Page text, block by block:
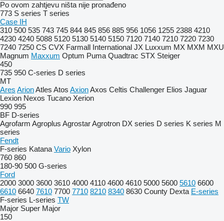
Po ovom zahtjevu ništa nije pronađeno
773 S series T series
Case IH
310 500 535 743 745 844 845 856 885 956 1056 1255 2388 4210
4230 4240 5088 5120 5130 5140 5150 7120 7140 7210 7220 7230
7240 7250 CS CVX Farmall International JX Luxxum MX MXM MXU
Magnum Maxxum Optum Puma Quadtrac STX Steiger
450
735 950 C-series D series
MT
Ares ArionAtles Atos AxionAxos Celtis Challenger Elios Jaguar
Lexion Nexos Tucano Xerion
990 995
BF D-series
Agrofarm Agroplus AgrostarAgrotron DX series D series K series M
series
Fendt
F-series Katana Vario Xylon
760 860
180-90 500 G-series
Ford
2000 3000 3600 3610 4000 4110 4600 4610 5000 5600 5610 6600
6610 6640 7610 7700 7710 8210 8340 8630 County Dexta E-series
F-series L-series TW
Major Super Major
150